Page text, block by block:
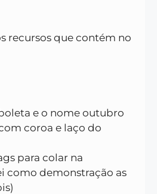
recursos que contém no
e o nome outubro
coroa e laço do
para colar na
como demonstração as